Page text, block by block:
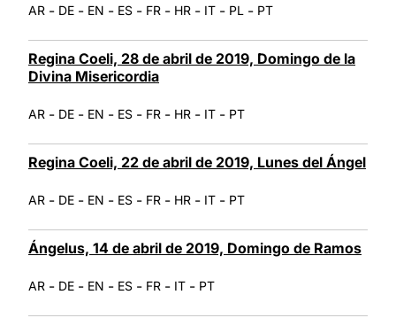
AR - DE - EN - ES - FR - HR - IT - PL - PT
Regina Coeli, 28 de abril de 2019, Domingo de la
Divina Misericordia
AR - DE - EN - ES - FR - HR - IT - PT
Regina Coeli, 22 de abril de 2019, Lunes del Ángel
AR - DE - EN - ES - FR - HR - IT - PT
Ángelus, 14 de abril de 2019, Domingo de Ramos
AR - DE - EN - ES - FR - IT - PT